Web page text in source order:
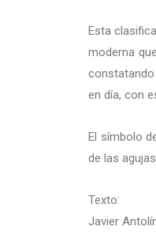
Esta
moderna
en día, con
El símbolo
de las
Texto:
Javier